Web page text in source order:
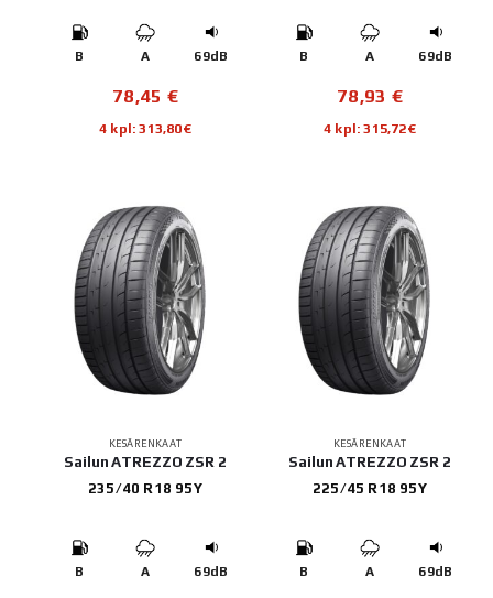
B A 69dB
78,45 €
4 kpl: 313,80€
B A 69dB
78,93 €
4 kpl: 315,72€
KESÄRENKAAT
Sailun ATREZZO ZSR 2
235/40 R18 95Y
B A 69dB
KESÄRENKAAT
Sailun ATREZZO ZSR 2
225/45 R18 95Y
B A 69dB